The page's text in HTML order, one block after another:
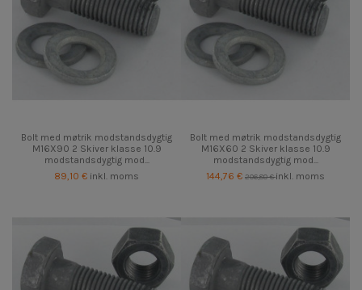
Bolt med møtrik modstandsdygtig
M16X90 2 Skiver klasse 10.9
modstandsdygtig mod...
89,10 € inkl. moms
Bolt med møtrik modstandsdygtig
M16X60 2 Skiver klasse 10.9
modstandsdygtig mod...
144,76 € 206,80 €inkl. moms